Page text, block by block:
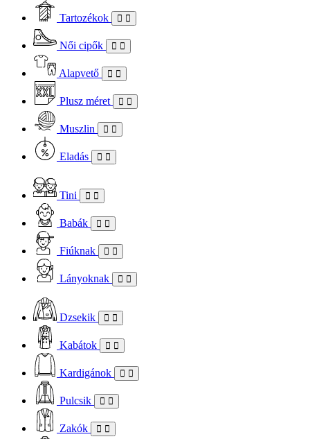
Tartozékok
Női cipők
Alapvető
Plusz méret
Muszlin
Eladás
Tini
Babák
Fiúknak
Lányoknak
Dzsekik
Kabátok
Kardigánok
Pulcsik
Zakók